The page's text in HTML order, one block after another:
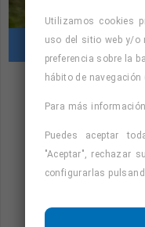
Cursos con
"Cursos con
Consulta
Utilizamos cookies
uso del sitio web y/o
preferencia sobre la
hábito de
Para más
Puedes aceptar
"Aceptar", rechazar
configurarlas